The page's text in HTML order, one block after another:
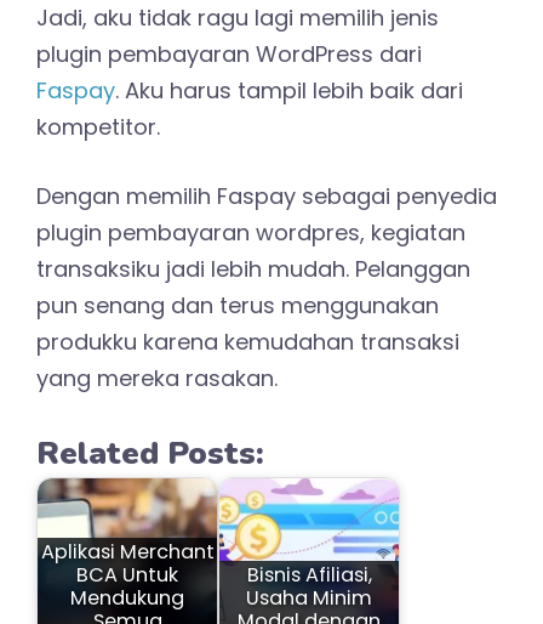
Jadi, aku tidak ragu lagi memilih jenis
plugin pembayaran WordPress dari
Faspay. Aku harus tampil lebih baik dari
kompetitor.
Dengan memilih Faspay sebagai penyedia
plugin pembayaran wordpres, kegiatan
transaksiku jadi lebih mudah. Pelanggan
pun senang dan terus menggunakan
produkku karena kemudahan transaksi
yang mereka rasakan.
Related Posts:
Aplikasi Merchant
BCA Untuk
Mendukung
Bisnis Afiliasi,
Usaha Minim